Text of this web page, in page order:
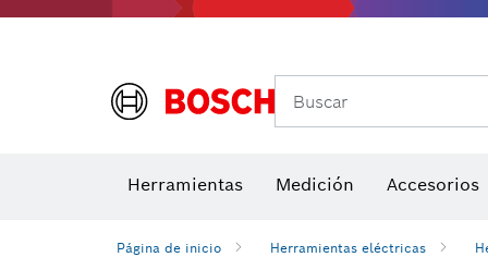
Buscar
Herramientas Medición Accesorios
Página de inicio Herramientas eléctricas